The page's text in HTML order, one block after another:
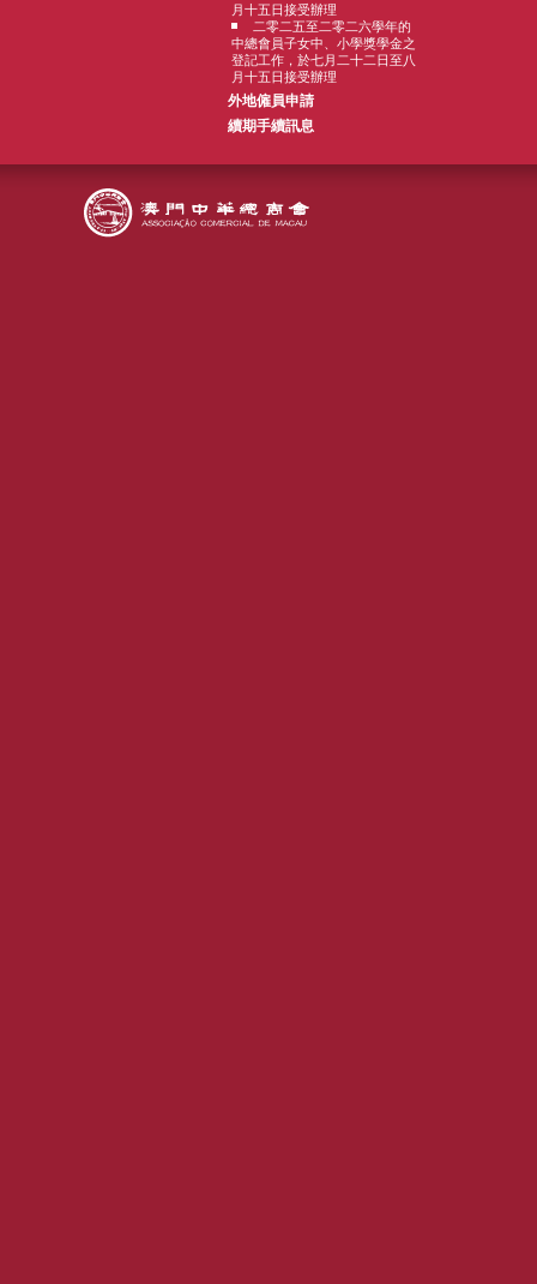
月十五日接受辦理
二零二五至二零二六學年的
中總會員子女中、小學獎學金之
登記工作，於七月二十二日至八
月十五日接受辦理
外地僱員申請
續期手續訊息